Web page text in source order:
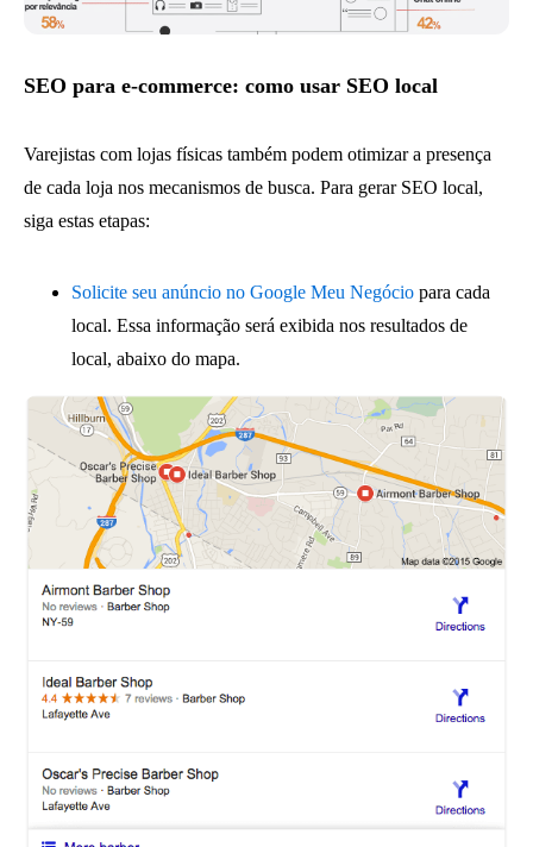
SEO para e-commerce: como usar SEO local
Varejistas com lojas físicas também podem otimizar a presença
de cada loja nos mecanismos de busca. Para gerar SEO local,
siga estas etapas:
Solicite seu anúncio no Google Meu Negócio para cada
local. Essa informação será exibida nos resultados de
local, abaixo do mapa.